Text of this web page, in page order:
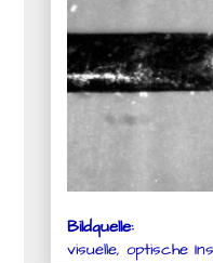
Bildquelle:
visuelle, optische